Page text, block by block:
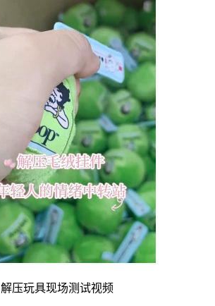
解压玩具现场测试视频